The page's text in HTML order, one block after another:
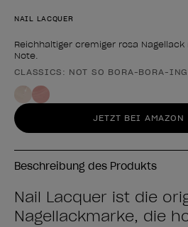
NAIL LACQUER
Reichhaltiger cremiger rosa
Note.
Form des Produkts
CLASSICS: NOT SO BORA-BORA-
JETZT BEI AMAZON
Beschreibung des Produkts
Nail Lacquer ist die
Nagellackmarke, die